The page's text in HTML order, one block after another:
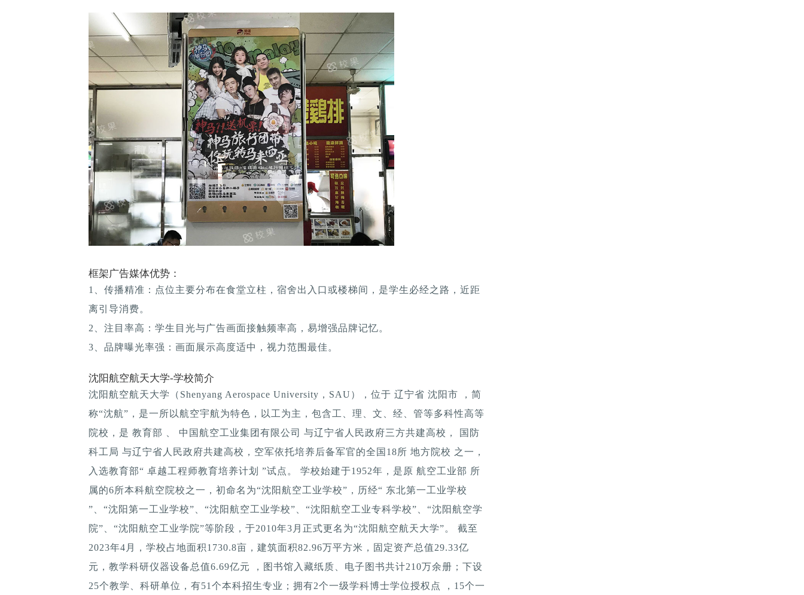
框架广告媒体优势：
1、传播精准：点位主要分布在食堂立柱，宿舍出入口或楼梯间，是学生必经之路，近距
离引导消费。
2、注目率高：学生目光与广告画面接触频率高，易增强品牌记忆。
3、品牌曝光率强：画面展示高度适中，视力范围最佳。
沈阳航空航天大学-学校简介
沈阳航空航天大学（Shenyang Aerospace University，SAU），位于 辽宁省 沈阳市 ，简
称“沈航”，是一所以航空宇航为特色，以工为主，包含工、理、文、经、管等多科性高等
院校，是 教育部 、 中国航空工业集团有限公司 与辽宁省人民政府三方共建高校， 国防
科工局 与辽宁省人民政府共建高校，空军依托培养后备军官的全国18所 地方院校 之一，
入选教育部“ 卓越工程师教育培养计划 ”试点。 学校始建于1952年，是原 航空工业部 所
属的6所本科航空院校之一，初命名为“沈阳航空工业学校”，历经“ 东北第一工业学校
”、“沈阳第一工业学校”、“沈阳航空工业学校”、“沈阳航空工业专科学校”、“沈阳航空学
院”、“沈阳航空工业学院”等阶段，于2010年3月正式更名为“沈阳航空航天大学”。 截至
2023年4月，学校占地面积1730.8亩，建筑面积82.96万平方米，固定资产总值29.33亿
元，教学科研仪器设备总值6.69亿元 ，图书馆入藏纸质、电子图书共计210万余册；下设
25个教学、科研单位，有51个本科招生专业；拥有2个一级学科博士学位授权点 ，15个一